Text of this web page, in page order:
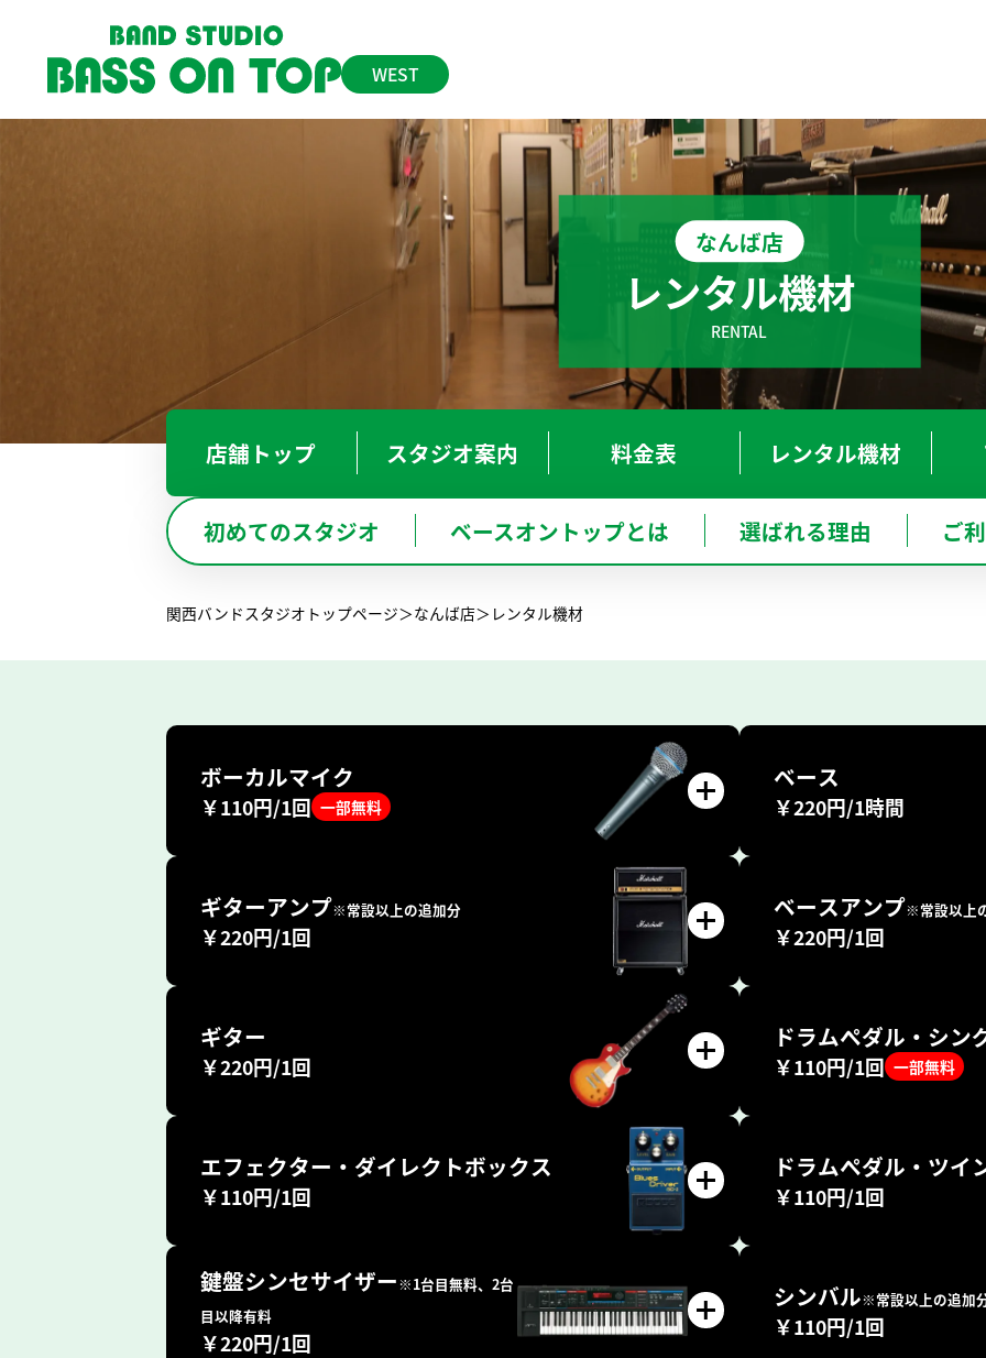
WEST
大 阪
BOT-OSAKA-UMEDA
大阪梅田店
BOT-TENNOJI
天王寺店
BOT-SHINSAIBASHI
心斎橋店
BOT-NAMBA
なんば店
BOT-KYOBASHI
京橋店
BOT-SAKAI
堺-深井駅前店
兵 庫 神戸三宮店 尼崎店
なんば店
レンタル機材
RENTAL
店舗 トップ スタジオ案内 料金表 レンタル機材
初めてのスタジオ ベースオントップとは 選ばれる理由 ご
関西バンドスタジオトップページ なんば店 レンタル機材
ボーカルマイク
￥110円/1回 一部無料
ギターアンプ※常設以上の追加分
￥220円/1回
ギター
￥220円/1回
エフェクター・ダイレクトボックス
￥110円/1回
鍵盤シンセサイザー ※1台目無料、2台
目以降有料
￥220円/1回
ベース
￥220円/1時間
ベースアンプ※常設以上
￥220円/1回
ドラムペダル・シン
￥110円/1回 一部無料
ドラムペダル・ツイ
￥110円/1回
シンバル※常設以上の追加
￥110円/1回